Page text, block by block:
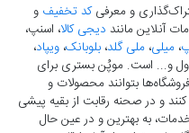
و معرفیکد تخفیف و
آنلاین مانند دیجی کالا، اسنپ،
، میلی، ملی گلد، بلوبانک، ویپاد،
اول و... است. موپُن بستری برای
بتوانند محصولات و
و در صحنه رقابت از بقیه پیشی
خدمات، به بهترین و در عین حال